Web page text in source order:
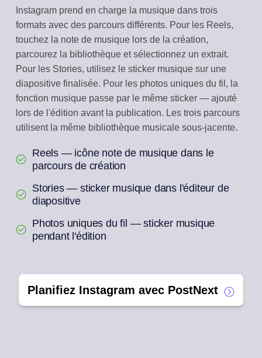
Instagram prend en charge la musique dans trois
formats avec des parcours différents. Pour les Reels,
touchez la note de musique lors de la création,
parcourez la bibliothèque et sélectionnez un extrait.
Pour les Stories, utilisez le sticker musique sur une
diapositive finalisée. Pour les photos uniques du fil, la
fonction musique passe par le même sticker — ajouté
lors de l'édition avant la publication. Les trois parcours
utilisent la même bibliothèque musicale sous-jacente.
Reels — icône note de musique dans le
parcours de création
Stories — sticker musique dans l'éditeur de
diapositive
Photos uniques du fil — sticker musique
pendant l'édition
Planifiez Instagram avec PostNext